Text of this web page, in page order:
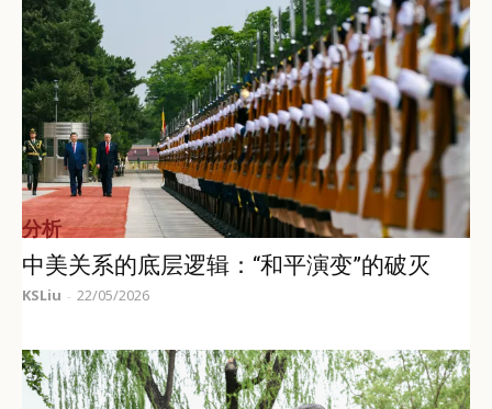
分析
中美关系的底层逻辑：“和平演变”的破灭
KSLiu - 22/05/2026